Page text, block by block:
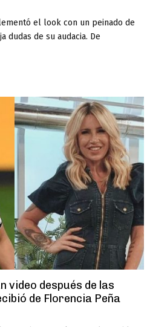
el look con un peinado de
dudas de su audacia. De
video después de las
de Florencia Peña